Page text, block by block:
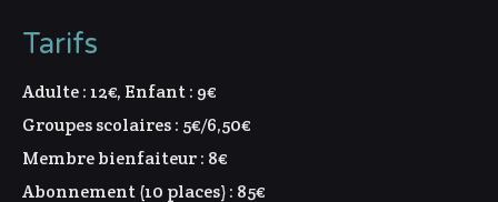
Tarifs
Adulte : 12€, Enfant : 9€
Groupes scolaires : 5€/6,50€
Membre bienfaiteur : 8€
Abonnement (10 places) : 85€